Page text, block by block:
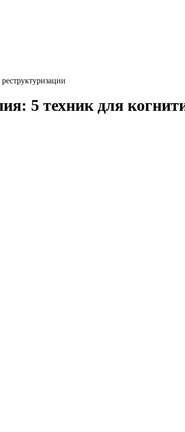
5 техник для